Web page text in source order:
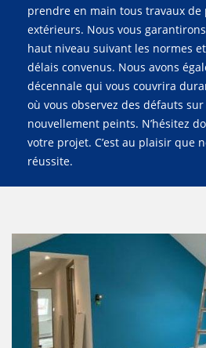
prendre en main tous travaux
extérieurs. Nous vous
haut niveau suivant les normes
délais convenus. Nous avons
décennale qui vous couvrira
où vous observez des défauts
nouvellement peints. N’hésitez
votre projet. C’est au plaisir que
réussite.